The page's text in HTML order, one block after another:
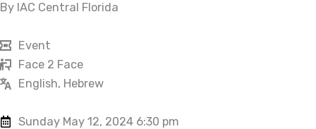
By IAC Central Florida
Event
Face 2 Face
English, Hebrew
Sunday May 12, 2024 6:30 pm